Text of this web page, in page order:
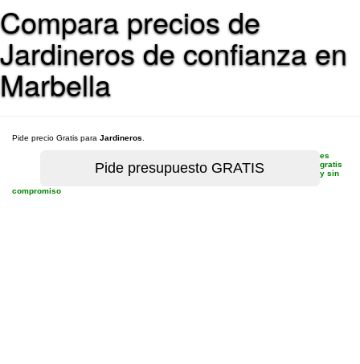
Compara precios de
Jardineros de confianza en
Marbella
Pide precio Gratis para Jardineros
es
gratis
y sin
compromiso